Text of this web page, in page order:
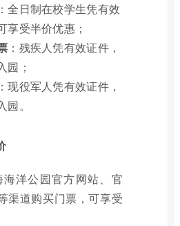
全日制在校学生凭有效
享受半价优惠；
：残疾人凭有效证件，
园；
现役军人凭有效证件，
。
洋公园官方网站、官
渠道购买门票，可享受